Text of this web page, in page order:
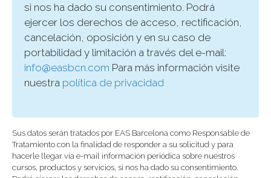
si nos ha dado su consentimiento. Podrá
ejercer los derechos de acceso, rectificación,
cancelación, oposición y en su caso de
portabilidad y limitación a través del e-mail:
info@easbcn.com Para más información visite
nuestra política de privacidad
Sus datos serán tratados por EAS Barcelona como Responsable de
Tratamiento con la finalidad de responder a su solicitud y para
hacerle llegar vía e-mail información periódica sobre nuestros
cursos, productos y servicios, si nos ha dado su consentimiento.